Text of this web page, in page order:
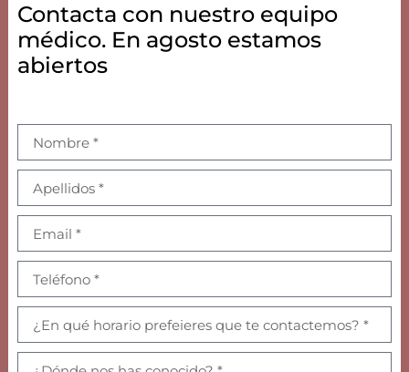
Contacta con nuestro equipo
médico. En agosto estamos
abiertos